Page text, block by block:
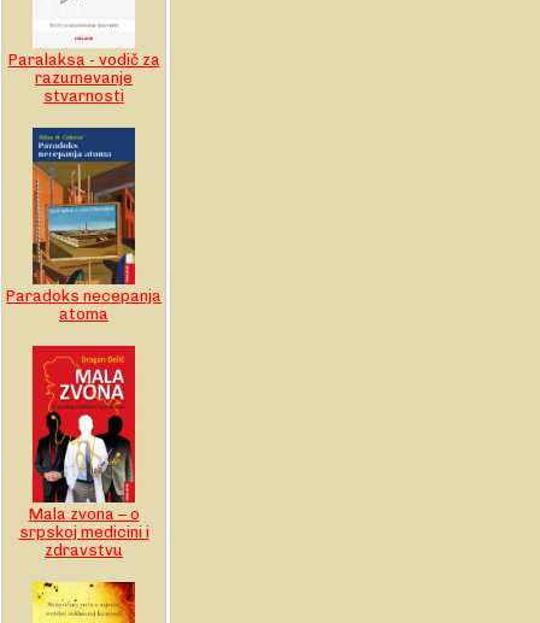
Paralaksa - vodič za
razumevanje
stvarnosti
Paradoks necepanja
atoma
Mala zvona – o
srpskoj medicini i
zdravstvu